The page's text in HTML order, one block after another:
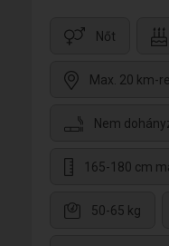
Nőt
Max. 20 km-
Nem
165-180 cm
50-65 kg